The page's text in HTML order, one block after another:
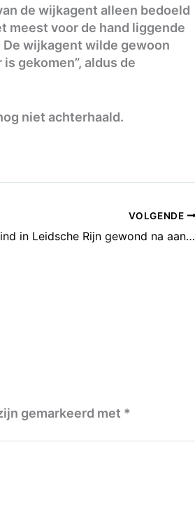
de wijkagent alleen bedoeld
meest voor de hand liggende
wijkagent wilde gewoon
gekomen”, aldus de
niet achterhaald.
VOLGENDE
Kind in Leidsche Rijn gewond na aanrijding
gemarkeerd met *